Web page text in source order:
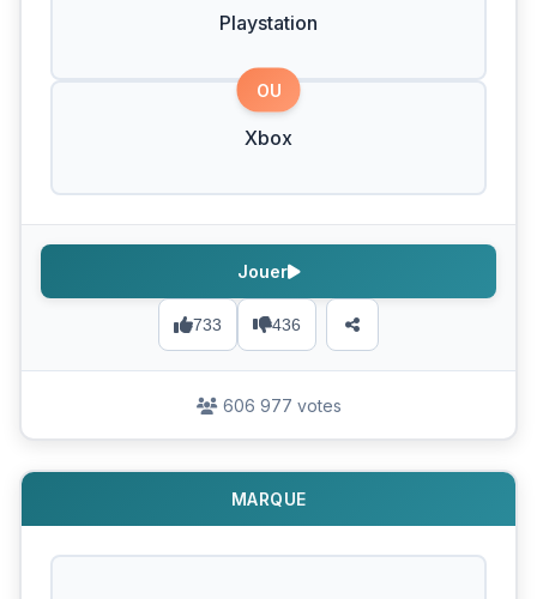
Playstation
OU
Xbox
733 436
Jouer
606 977 votes
MARQUE